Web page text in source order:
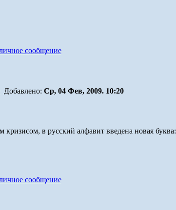
Добавлено: Ср, 04 Фев, 2009. 10:20
в русский алфавит введена новая буква: